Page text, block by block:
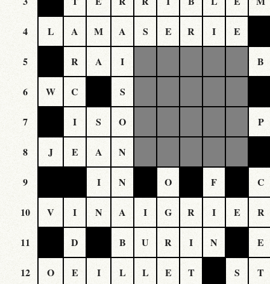
4 L A M A S E R I E
5 R A I B
6 W C S
7 I S O P
8 J E A N
9 I N O F C
10 V I N A I G R I E R
11 D B U R I N E
12 O E I L L E T S T